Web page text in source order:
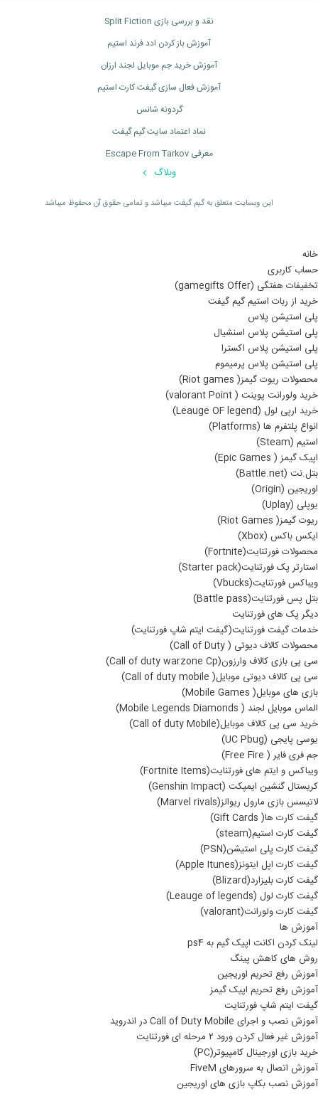
نقد و بررسی بازی Split Fiction
آموزش باز کردن ادد فرند استیم
آموزش خرید جم موبایل لجند ارزان
آموزش فعال سازی گیفت کارت استیم
گردونه شانس
نماد اعتماد سایت گیم گیفت
معرفی Escape From Tarkov
وبلاگ
اين وبسايت متعلق به گیم گیفت ميباشد و تمامی حقوق آن محفوظ ميباشد
خانه
حساب کاربری
تخفیفات هفتگی (gamegifts Offer)
خرید از ربات استیم گیم گیفت
پلی استیشن پلاس
پلی استیشن پلاس اسنشیال
پلی استیشن پلاس اکسترا
پلی استیشن پلاس پرمیموم
محصولات ریوت گیمز( Riot games)
خرید ولورانت پوینت ( valorant Point)
خرید ارپی لول (Leauge OF legend)
انواع پلتفرم ها (Platforms)
استیم (Steam)
اپیک گیمز ( Epic Games)
بتل.نت (Battle.net)
اوریجین (Origin)
یوپلی (Uplay)
ریوت گیمز( Riot Games)
ایکس باکس (Xbox)
محصولات فورتنایت(Fortnite)
استارتر پک فورتنایت(Starter pack)
ویباکس فورتنایت(Vbucks)
بتل پس فورتنایت(Battle pass)
دیگر پک های فورتنایت
خدمات گیفت فورتنایت(گیفت ایتم شاپ فورتنایت)
محصولات کالاف دیوتی ( Call of Duty)
سی پی بازی کالاف وارزون(Call of duty warzone Cp)
سی پی کالاف دیوتی موبایل( Call of duty mobile)
بازی های موبایل( Mobile Games)
الماس موبایل لجند ( Mobile Legends Diamonds)
خرید سی پی کالاف موبایل(Call of duty Mobile)
یوسی پایجی (UC Pbug)
جم فری فایر ( Free Fire)
ویباکس و ایتم های فورتنایت(Fortnite Items)
کریستال گنشین ایمپکت (Genshin Impact)
لاتیسس بازی مارول ریوالز(Marvel rivals)
گیفت کارت ها( Gift Cards)
گیفت کارت استیم(steam)
گیفت کارت پلی استیشن(PSN)
گیفت کارت اپل ایتونز(Apple Itunes)
گیفت کارت بلیزارد(Blizard)
گیفت کارت لول (Leauge of legends)
گیفت کارت ولورانت(valorant)
آموزش ها
لینک کردن اکانت اپیک گیم به ps4
روش های کاهش پینگ
آموزش رفع تحریم اوریجین
آموزش رفع تحریم اپیک گیمز
گیفت ایتم شاپ فورتنایت
آموزش نصب و اجرای Call of Duty Mobile در اندروید
آموزش غیر فعال کردن ورود ۲ مرحله ای فورتنایت
خرید بازی اورجینال کامپیوتر(PC)
آموزش اتصال به سرورهای FiveM
آموزش نصب بکاپ بازی های اوریجین